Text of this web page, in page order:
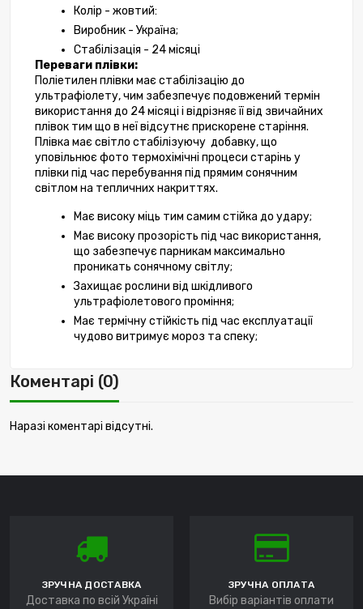
Колір - жовтий:
Виробник - Україна;
Стабілізація - 24 місяці
Переваги плівки:
Поліетилен плівки має стабілізацію до
ультрафіолету, чим забезпечує подовжений термін
використання до 24 місяці і відрізняє її від звичайних
плівок тим що в неї відсутнє прискорене старіння.
Плівка має світло стабілізуючу  добавку, що
уповільнює фото термохімічні процеси старінь у
плівки під час перебування під прямим сонячним
світлом на тепличних накриттях.
Має високу міць тим самим стійка до удару;
Має високу прозорість під час використання,
що забезпечує парникам максимально
проникать сонячному світлу;
Захищає рослини від шкідливого
ультрафіолетового проміння;
Має термічну стійкість під час експлуатації
чудово витримує мороз та спеку;
Коментарі (0)
Наразі коментарі відсутні.
ЗРУЧНА ДОСТАВКА
Доставка по всій Україні
ЗРУЧНА ОПЛАТА
Вибір варіантів оплати